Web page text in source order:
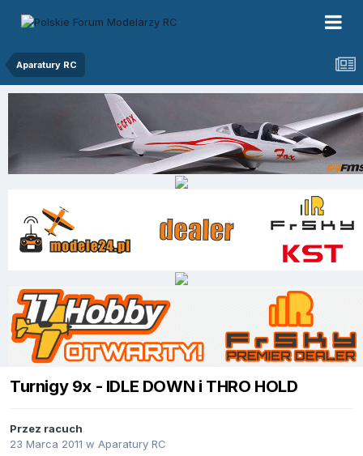
Aparatury RC
Turnigy 9x - IDLE DOWN i THRO HOLD
Przez racuch
23 Marca 2011 w Aparatury RC